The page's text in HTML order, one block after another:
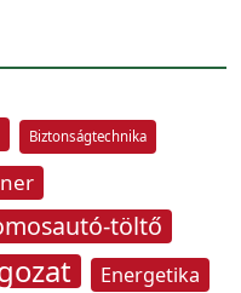
Biztonságtechnika
töltő
Energetika